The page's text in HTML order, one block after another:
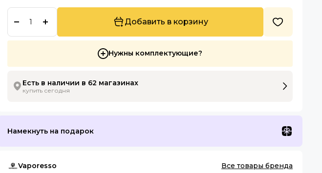
Добавить в корзину
Нужны комплектующие?
Есть в наличии в 62 магазинах
купить сегодня
Намекнуть на подарок
Vaporesso Все товары бренда